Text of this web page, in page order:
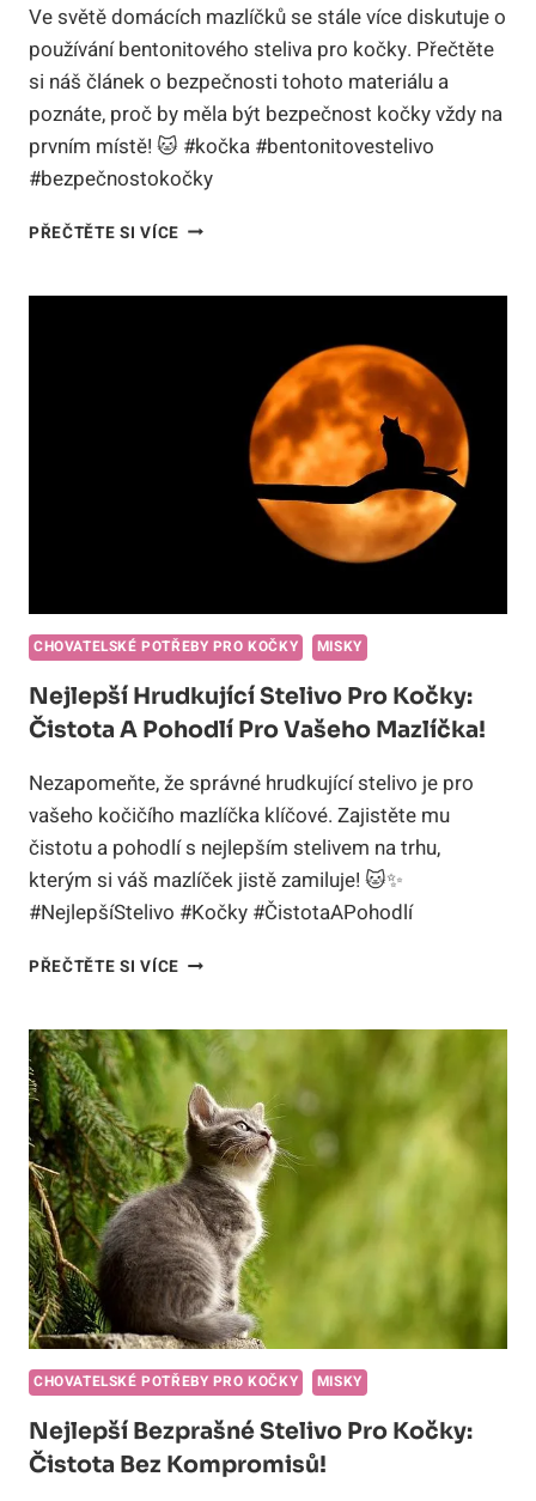
Ve světě domácích mazlíčků se stále více diskutuje o
používání bentonitového steliva pro kočky. Přečtěte
si náš článek o bezpečnosti tohoto materiálu a
poznáte, proč by měla být bezpečnost kočky vždy na
prvním místě! 🐱 #kočka #bentonitovestelivo
#bezpečnostokočky
PŘEČTĚTE SI VÍCEKOČKA
STELIVO:
CHOVATELSKÉ POTŘEBY PRO KOČKY MISKY
Nejlepší Hrudkující Stelivo Pro Kočky:
Čistota A Pohodlí Pro Vašeho Mazlíčka!
Nezapomeňte, že správné hrudkující stelivo je pro
vašeho kočičího mazlíčka klíčové. Zajistěte mu
čistotu a pohodlí s nejlepším stelivem na trhu,
kterým si váš mazlíček jistě zamiluje! 🐱✨
#NejlepšíStelivo #Kočky #ČistotaAPohodlí
PŘEČTĚTE SI VÍCENEJLEPŠÍ
PRO
KOČKY:
ČISTOTA
A
POHODLÍ
PRO
VAŠEHO
MAZLÍČKA!
CHOVATELSKÉ POTŘEBY PRO KOČKY MISKY
Nejlepší Bezprašné Stelivo Pro Kočky:
Čistota Bez Kompromisů!